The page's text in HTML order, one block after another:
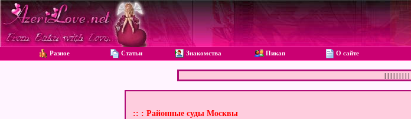
Разное Статьи Знакомства Пикап О сайте
| | | | | | | | |
:: : Районные суды Москвы